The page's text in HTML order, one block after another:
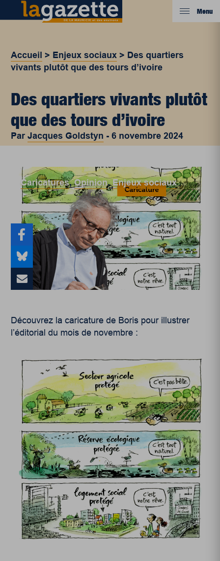
Menu
Accueil > Enjeux sociaux > Des quartiers
vivants plutôt que des tours d’ivoire
Des quartiers vivants plutôt
que des tours d’ivoire
ParJacques Goldstyn -6 novembre 2024
Caricatures,Opinion,Enjeux sociaux
Découvrez la caricature de Boris pour illustrer
l’éditorial du mois de novembre :